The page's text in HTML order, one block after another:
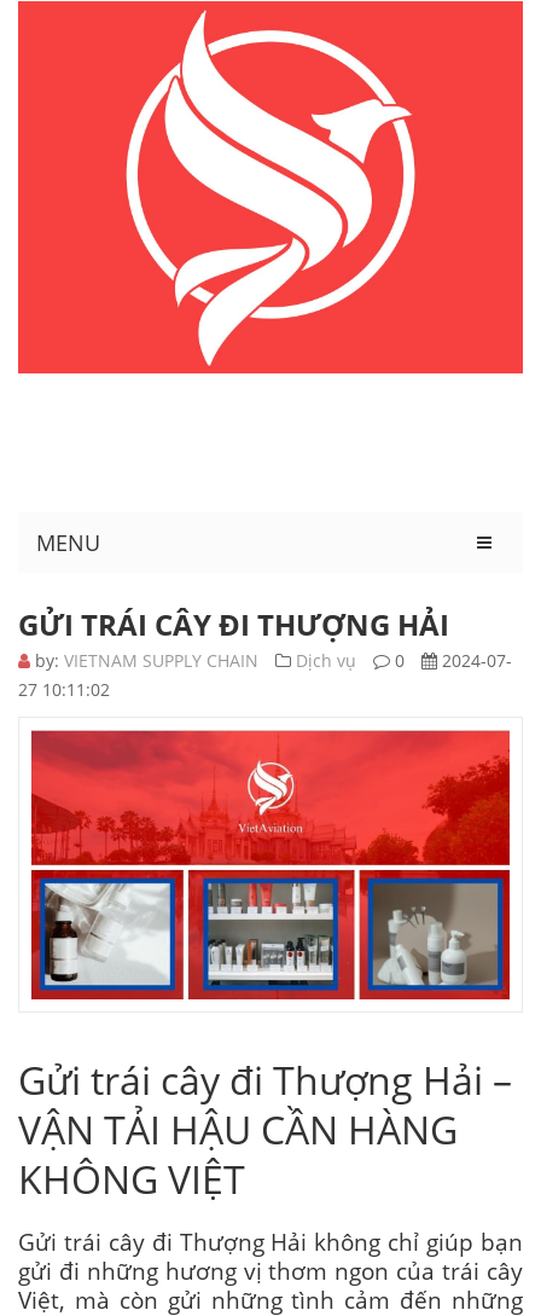
MENU
GỬI TRÁI CÂY ĐI THƯỢNG HẢI
by: VIETNAM SUPPLY CHAIN Dịch vụ 0
2024-07-
27 10:11:02
Gửi trái cây đi Thượng Hải –
VẬN TẢI HẬU CẦN HÀNG
KHÔNG VIỆT
Gửi trái cây đi Thượng Hải không chỉ giúp bạn
gửi đi những hương vị thơm ngon của trái cây
Việt, mà còn gửi những tình cảm đến những